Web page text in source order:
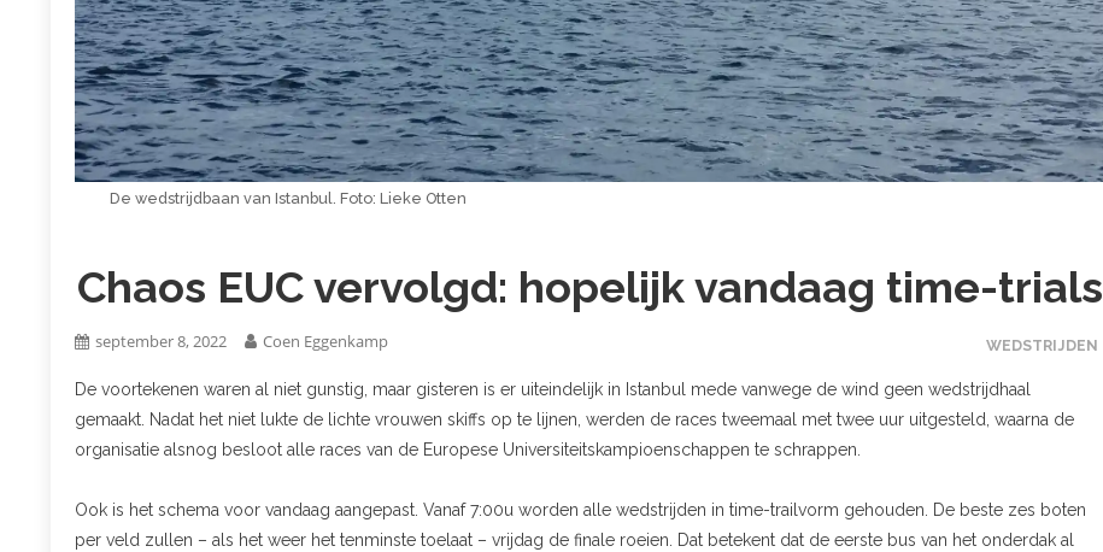
De wedstrijdbaan van Istanbul. Foto: Lieke Otten
Chaos EUC vervolgd: hopelijk vandaag time-trials
WEDSTRIJDEN
september 8, 2022 Coen Eggenkamp
De voortekenen waren al niet gunstig, maar gisteren is er uiteindelijk in Istanbul mede vanwege de wind geen wedstrijdhaal
gemaakt. Nadat het niet lukte de lichte vrouwen skiffs op te lijnen, werden de races tweemaal met twee uur uitgesteld, waarna de
organisatie alsnog besloot alle races van de Europese Universiteitskampioenschappen te schrappen.
Ook is het schema voor vandaag aangepast. Vanaf 7:00u worden alle wedstrijden in time-trailvorm gehouden. De beste zes boten
per veld zullen – als het weer het tenminste toelaat – vrijdag de finale roeien. Dat betekent dat de eerste bus van het onderdak al